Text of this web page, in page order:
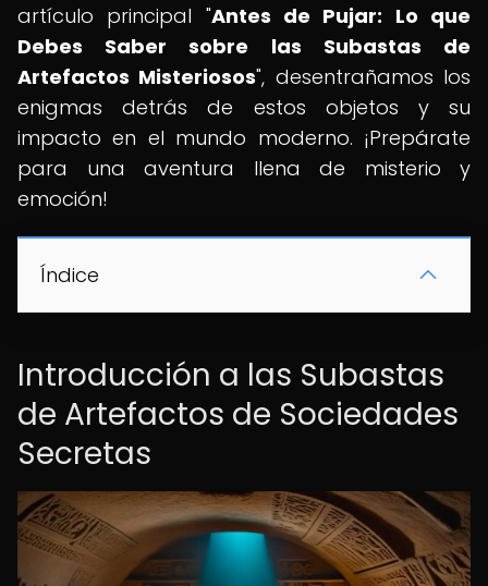
artículo principal "Antes de Pujar: Lo que
Debes Saber sobre las Subastas de
Artefactos Misteriosos", desentrañamos los
enigmas detrás de estos objetos y su
impacto en el mundo moderno. ¡Prepárate
para una aventura llena de misterio y
emoción!
Índice
Introducción a las Subastas
de Artefactos de Sociedades
Secretas